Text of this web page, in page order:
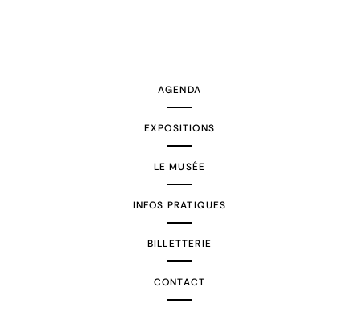
AGENDA
EXPOSITIONS
LE MUSÉE
INFOS PRATIQUES
BILLETTERIE
CONTACT